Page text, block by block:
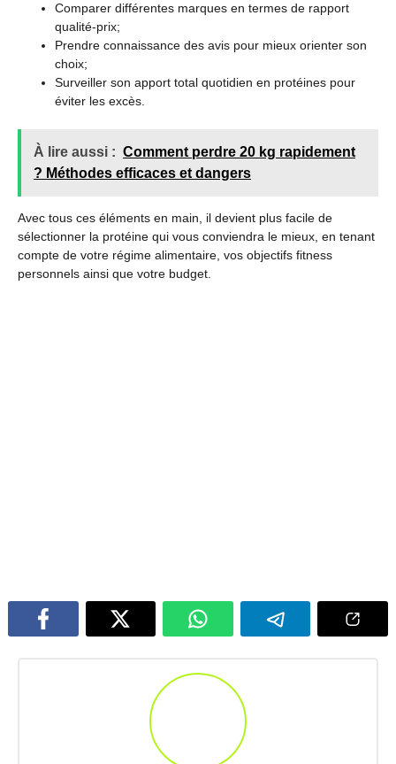
Comparer différentes marques en termes de rapport
qualité-prix;
Prendre connaissance des avis pour mieux orienter son
choix;
Surveiller son apport total quotidien en protéines pour
éviter les excès.
À lire aussi : Comment perdre 20 kg rapidement
? Méthodes efficaces et dangers
Avec tous ces éléments en main, il devient plus facile de
sélectionner la protéine qui vous conviendra le mieux, en tenant
compte de votre régime alimentaire, vos objectifs fitness
personnels ainsi que votre budget.